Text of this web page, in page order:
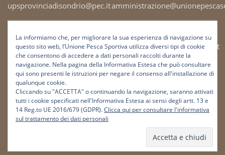
upsprovinciadisondrio@pec.it
Codice Fiscale: 93003690141
Ufficio tecnico:
tecnico@unionepescasondrio.it
Informazioni:
info@unionepescasondrio.it
La informiamo che, per migliorare la sua esperienza di navigazione su
questo sito web, l’Unione Pesca Sportiva utilizza diversi tipi di cookie
che consentono di accedere a dati personali raccolti durante la
navigazione. Nella pagina della Informativa Estesa che può consultare
qui sono presenti le istruzioni per negare il consenso all'installazione di
qualunque cookie.
Cliccando su "ACCETTA" o continuando la navigazione, saranno attivati
tutti i cookie specificati nell'Informativa Estesa ai sensi degli artt. 13 e
14 Reg.to UE 2016/679 (GDPR).Clicca qui per consultare l'informativa
sul trattamento dei dati personali